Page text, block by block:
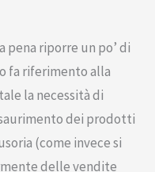
pena riporre un po’ di
fa riferimento alla
la necessità di
dei prodotti
(come invece si
delle vendite